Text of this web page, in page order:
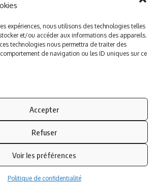
expériences, nous utilisons des technologies telles
et/ou accéder aux informations des appareils.
technologies nous permettra de traiter des
de navigation ou les ID uniques sur ce
Accepter
Refuser
Voir les préférences
Politique de confidentialité